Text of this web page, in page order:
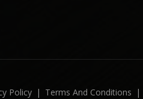
Policy | Terms And Conditions |